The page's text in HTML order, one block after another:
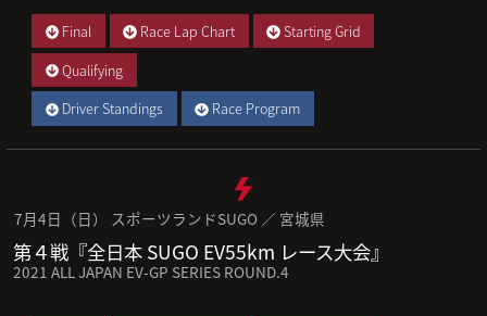
Final Race Lap Chart
Starting Grid
Qualifying
Driver Standings
Race Program
7月4日（日） スポーツランドSUGO ／ 宮城県
第４戦『全日本 SUGO EV55km レース大会』
2021 ALL JAPAN EV-GP SERIES ROUND.4